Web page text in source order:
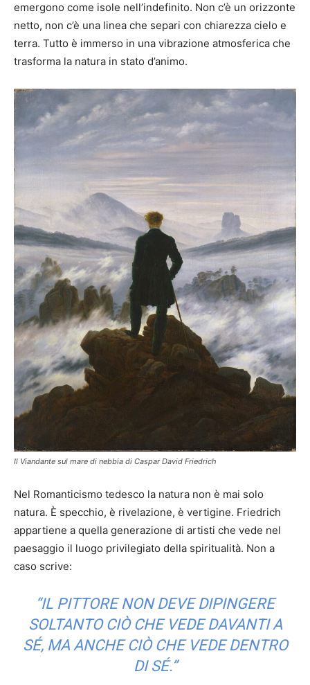
emergono come isole nell’indefinito. Non c’è un orizzonte
netto, non c’è una linea che separi con chiarezza cielo e
terra. Tutto è immerso in una vibrazione atmosferica che
trasforma la natura in stato d’animo.
Il Viandante sul mare di nebbia di Caspar David Friedrich
Nel Romanticismo tedesco la natura non è mai solo
natura. È specchio, è rivelazione, è vertigine. Friedrich
appartiene a quella generazione di artisti che vede nel
paesaggio il luogo privilegiato della spiritualità. Non a
caso scrive:
“IL PITTORE NON DEVE DIPINGERE
SOLTANTO CIÒ CHE VEDE DAVANTI A
SÉ, MA ANCHE CIÒ CHE VEDE DENTRO
DI SÉ.”